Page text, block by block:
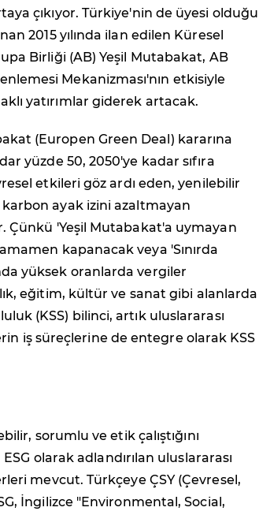
çıkıyor. Türkiye'nin de üyesi olduğu
2015 yılında ilan edilen Küresel
Birliği (AB) Yeşil Mutabakat, AB
Mekanizması'nın etkisiyle
yatırımlar giderek artacak.
(Europen Green Deal) kararına
yüzde 50, 2050'ye kadar sıfıra
etkileri göz ardı eden, yenilebilir
ayak izini azaltmayan
Çünkü 'Yeşil Mutabakat'a uymayan
kapanacak veya 'Sınırda
yüksek oranlarda vergiler
eğitim, kültür ve sanat gibi alanlarda
(KSS) bilinci, artık uluslararası
iş süreçlerine de entegre olarak KSS
sorumlu ve etik çalıştığını
olarak adlandırılan uluslararası
mevcut. Türkçeye ÇSY (Çevresel,
İngilizce "Environmental, Social,